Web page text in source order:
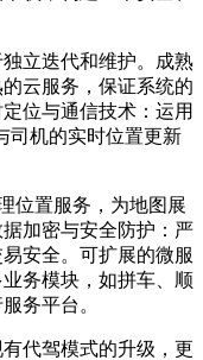
立迭代和维护。成熟
云服务，保证系统的
位与通信技术：运用
司机的实时位置更新
位置服务，为地图展
加密与安全防护：严
安全。可扩展的微服
务模块，如拼车、顺
务平台。
代驾模式的升级，更